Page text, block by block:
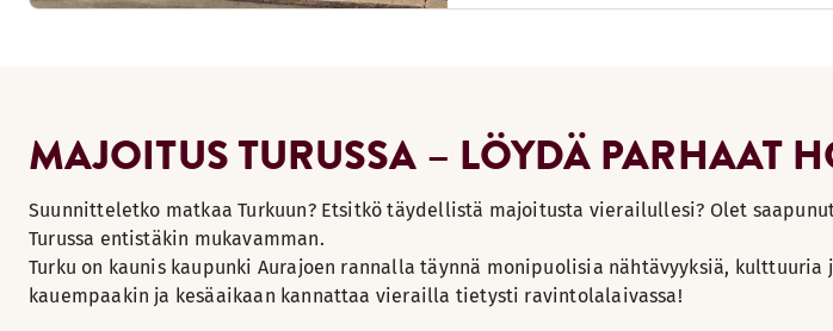
MAJOITUS TURUSSA – LÖYDÄ PARHAAT
Suunnitteletko matkaa Turkuun? Etsitkö täydellistä majoitusta vierailullesi? Olet
Turussa entistäkin mukavamman.
Turku on kaunis kaupunki Aurajoen rannalla täynnä monipuolisia nähtävyyksiä,
kauempaakin ja kesäaikaan kannattaa vierailla tietysti ravintolalaivassa!